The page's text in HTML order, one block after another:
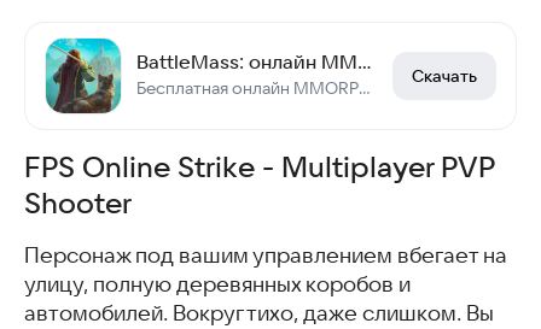
BattleMass: онлайн MMORPG
Бесплатная онлайн MMORPG с PVP битвами, кланами, кампанией и боссами!
Скачать
FPS Online Strike - Multiplayer PVP
Shooter
Персонаж под вашим управлением вбегает на
улицу, полную деревянных коробов и
автомобилей. Вокруг тихо, даже слишком. Вы